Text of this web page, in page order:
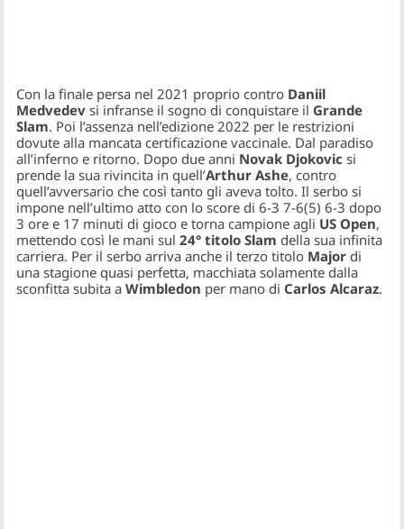
Con la finale persa nel 2021 proprio contro Daniil
Medvedevsi infranse il sogno di conquistare il Grande
Slam. Poi l’assenza nell’edizione 2022 per le restrizioni
dovute alla mancata certificazione vaccinale. Dal paradiso
all’inferno e ritorno. Dopo due anni Novak Djokovic si
prende la sua rivincita in quell’Arthur Ashe, contro
quell’avversario che così tanto gli aveva tolto. Il serbo si
impone nell’ultimo atto con lo score di 6-3 7-6(5) 6-3 dopo
3 ore e 17 minuti di gioco e torna campione agli US Open,
mettendo così le mani sul24° titolo Slam della sua infinita
carriera. Per il serbo arriva anche il terzo titolo Major di
una stagione quasi perfetta, macchiata solamente dalla
sconfitta subita aWimbledon per mano diCarlos Alcaraz.